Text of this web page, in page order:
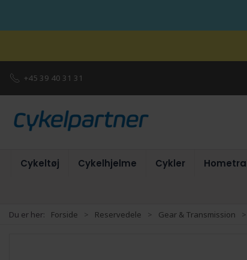
+45 39 40 31 31
Cykeltøj Cykelhjelme Cykler
Du er her: Forside Reservedele Gear & Transmission